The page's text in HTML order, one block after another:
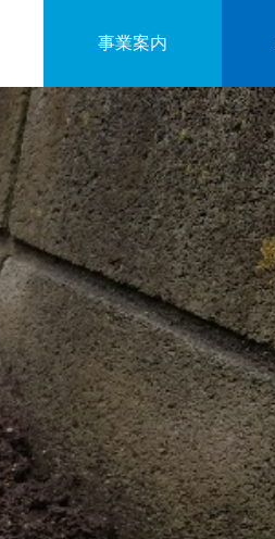
事業案内
トップページ
会社を知る
ブログ
地域に貢献する